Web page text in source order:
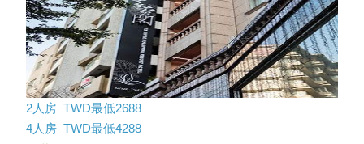
2人房 TWD最低2688
4人房 TWD最低4288